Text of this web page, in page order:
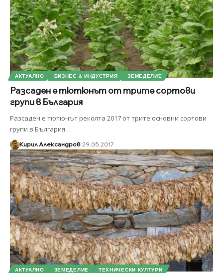
АКТУАЛНО БИЗНЕС & ИНДУСТРИЯ ЗЕМЕДЕЛИЕ
Разсаден е тютюнът от трите сортови
групи в България
Разсаден е тютюнът реколта 2017 от трите основни сортови
групи в България…
Кирил Александров 29.05.2017
АКТУАЛНО ЗЕМЕДЕЛИЕ ТЕХНИЧЕСКИ КУЛТУРИ